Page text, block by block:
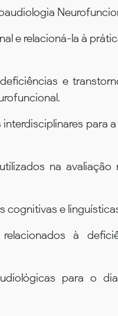
e relacioná-la à
e
para
na
cognitivas e
à
para o